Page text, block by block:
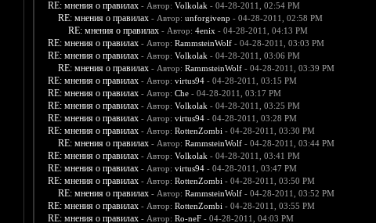
RE: мнения о правилах - Автор: Volkolak - 04-28-2011, 02:54 PM
RE: мнения о правилах - Автор: unforgivenp - 04-28-2011, 02:58 PM
RE: мнения о правилах - Автор: 4enix - 04-28-2011, 04:13 PM
RE: мнения о правилах - Автор: RammsteinWolf- 04-28-2011, 03:03 PM
RE: мнения о правилах - Автор: Volkolak - 04-28-2011, 03:06 PM
RE: мнения о правилах - Автор: RammsteinWolf- 04-28-2011, 03:39 PM
RE: мнения о правилах - Автор: virtus94- 04-28-2011, 03:15 PM
RE: мнения о правилах - Автор: Che- 04-28-2011, 03:17 PM
RE: мнения о правилах - Автор: Volkolak - 04-28-2011, 03:25 PM
RE: мнения о правилах - Автор: virtus94- 04-28-2011, 03:28 PM
RE: мнения о правилах - Автор: RottenZombi - 04-28-2011, 03:30 PM
RE: мнения о правилах - Автор: RammsteinWolf- 04-28-2011, 03:44 PM
RE: мнения о правилах - Автор: Volkolak - 04-28-2011, 03:41 PM
RE: мнения о правилах - Автор: virtus94- 04-28-2011, 03:47 PM
RE: мнения о правилах - Автор: RottenZombi - 04-28-2011, 03:50 PM
RE: мнения о правилах - Автор: RammsteinWolf- 04-28-2011, 03:52 PM
RE: мнения о правилах - Автор: RottenZombi - 04-28-2011, 03:55 PM
RE: мнения о правилах - Автор: Ro-neF- 04-28-2011, 04:03 PM